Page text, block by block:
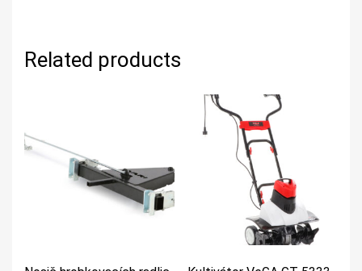
Related products